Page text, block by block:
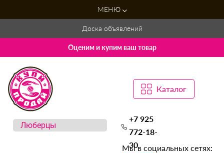
МЕНЮ
Доска объявлений
Оценим и купим ваш товар
Каталог
+7 925
772-18-
30
Мы в социальных сетях: